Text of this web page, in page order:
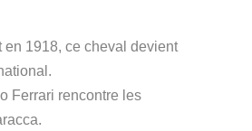
en 1918, ce cheval devient
Ferrari rencontre les